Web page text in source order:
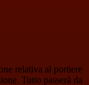
relativa al portiere
Tutto passerà da